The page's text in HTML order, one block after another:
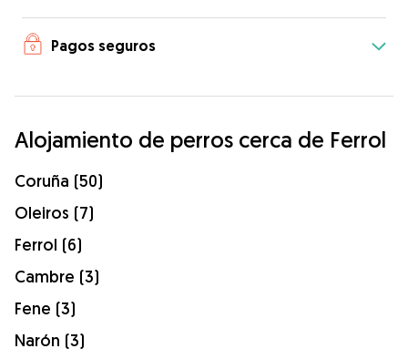
Pagos seguros
Alojamiento de perros cerca de Ferrol
Coruña (50)
Oleiros (7)
Ferrol (6)
Cambre (3)
Fene (3)
Narón (3)